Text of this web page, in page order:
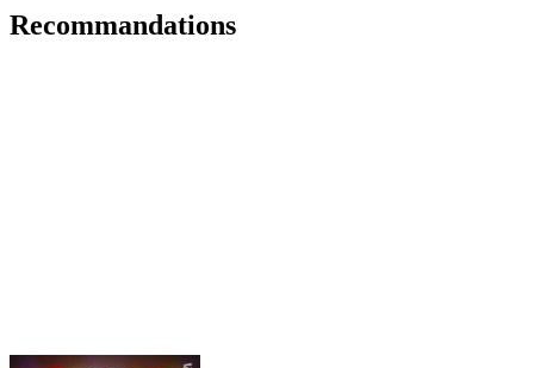
Recommandations